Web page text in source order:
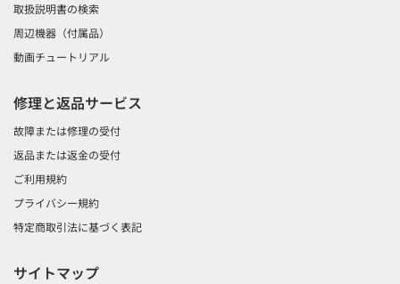
取扱説明書の検索
周辺機器（付属品）
動画チュートリアル
修理と返品サービス
故障または修理の受付
返品または返金の受付
ご利用規約
プライバシー規約
特定商取引法に基づく表記
サイトマップ